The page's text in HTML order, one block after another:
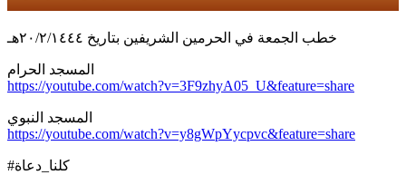
خطب الجمعة في الحرمين الشريفين بتاريخ ٢٠/٢/١٤٤٤هـ
المسجد الحرام
https://youtube.com/watch?v=3F9zhyA05_U&feature=share
المسجد النبوي
https://youtube.com/watch?v=y8gWpYycpvc&feature=share
#كلنا_دعاة